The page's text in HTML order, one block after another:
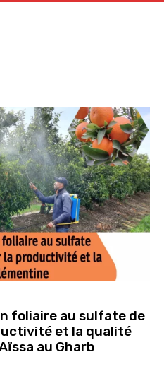
foliaire au sulfate de
et la qualité
au Gharb